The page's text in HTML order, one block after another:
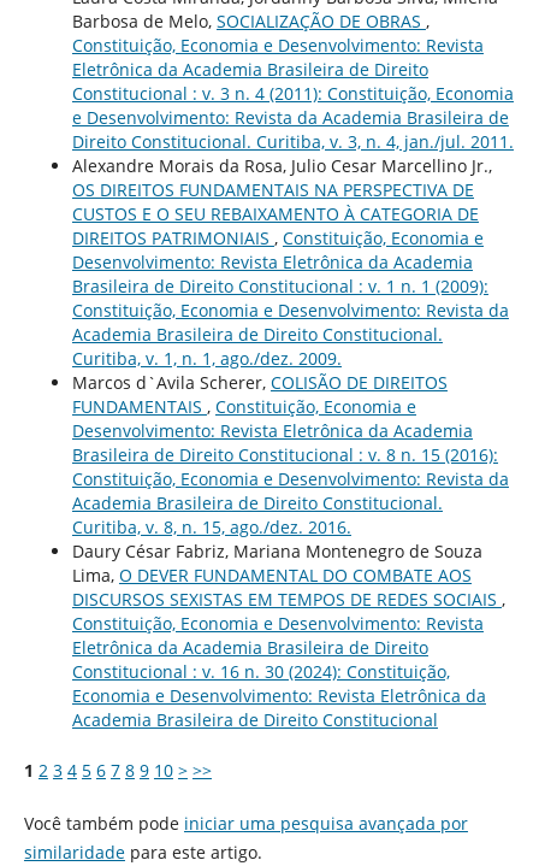
Barbosa de Melo, SOCIALIZAÇÃO DE OBRAS ,
Constituição, Economia e Desenvolvimento: Revista
Eletrônica da Academia Brasileira de Direito
Constitucional : v. 3 n. 4 (2011): Constituição, Economia
e Desenvolvimento: Revista da Academia Brasileira de
Direito Constitucional. Curitiba, v. 3, n. 4, jan./jul. 2011.
Alexandre Morais da Rosa, Julio Cesar Marcellino Jr.,
OS DIREITOS FUNDAMENTAIS NA PERSPECTIVA DE
CUSTOS E O SEU REBAIXAMENTO À CATEGORIA DE
DIREITOS PATRIMONIAIS , Constituição, Economia e
Desenvolvimento: Revista Eletrônica da Academia
Brasileira de Direito Constitucional : v. 1 n. 1 (2009):
Constituição, Economia e Desenvolvimento: Revista da
Academia Brasileira de Direito Constitucional.
Curitiba, v. 1, n. 1, ago./dez. 2009.
Marcos d`Avila Scherer, COLISÃO DE DIREITOS
FUNDAMENTAIS , Constituição, Economia e
Desenvolvimento: Revista Eletrônica da Academia
Brasileira de Direito Constitucional : v. 8 n. 15 (2016):
Constituição, Economia e Desenvolvimento: Revista da
Academia Brasileira de Direito Constitucional.
Curitiba, v. 8, n. 15, ago./dez. 2016.
Daury César Fabriz, Mariana Montenegro de Souza
Lima, O DEVER FUNDAMENTAL DO COMBATE AOS
DISCURSOS SEXISTAS EM TEMPOS DE REDES SOCIAIS ,
Constituição, Economia e Desenvolvimento: Revista
Eletrônica da Academia Brasileira de Direito
Constitucional : v. 16 n. 30 (2024): Constituição,
Economia e Desenvolvimento: Revista Eletrônica da
Academia Brasileira de Direito Constitucional
1 2 3 4 5 6 7 8 9 10 > >>
Você também pode iniciar uma pesquisa avançada por
similaridadepara este artigo.